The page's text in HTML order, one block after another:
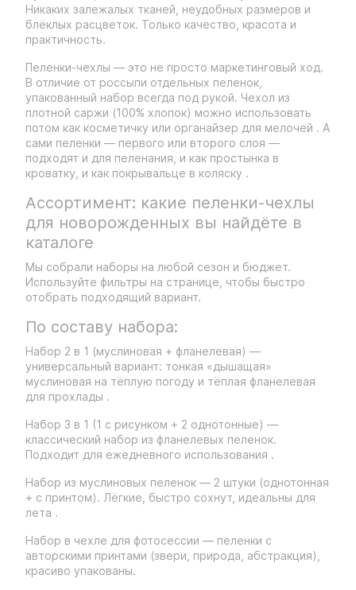
Никаких залежалых тканей, неудобных размеров и
блёклых расцветок. Только качество, красота и
практичность.
Пеленки-чехлы — это не просто маркетинговый ход.
В отличие от россыпи отдельных пеленок,
упакованный набор всегда под рукой. Чехол из
плотной саржи (100% хлопок) можно использовать
потом как косметичку или органайзер для мелочей . А
сами пеленки — первого или второго слоя —
подходят и для пеленания, и как простынка в
кроватку, и как покрывальце в коляску .
Ассортимент: какие пеленки-чехлы
для новорожденных вы найдёте в
каталоге
Мы собрали наборы на любой сезон и бюджет.
Используйте фильтры на странице, чтобы быстро
отобрать подходящий вариант.
По составу набора:
Набор 2 в 1 (муслиновая + фланелевая) —
универсальный вариант: тонкая «дышащая»
муслиновая на тёплую погоду и тёплая фланелевая
для прохлады .
Набор 3 в 1 (1 с рисунком + 2 однотонные) —
классический набор из фланелевых пеленок.
Подходит для ежедневного использования .
Набор из муслиновых пеленок — 2 штуки (однотонная
+ с принтом). Лёгкие, быстро сохнут, идеальны для
лета .
Набор в чехле для фотосессии — пеленки с
авторскими принтами (звери, природа, абстракция),
красиво упакованы.